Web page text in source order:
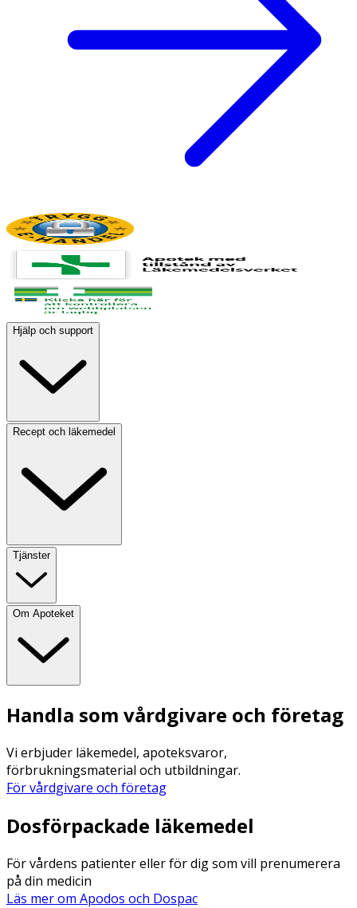
Hjälp och support
Recept och läkemedel
Tjänster
Om Apoteket
Handla som vårdgivare och företag
Vi erbjuder läkemedel, apoteksvaror,
förbrukningsmaterial och utbildningar.
För vårdgivare och företag
Dosförpackade läkemedel
För vårdens patienter eller för dig som vill prenumerera
på din medicin
Läs mer om Apodos och Dospac